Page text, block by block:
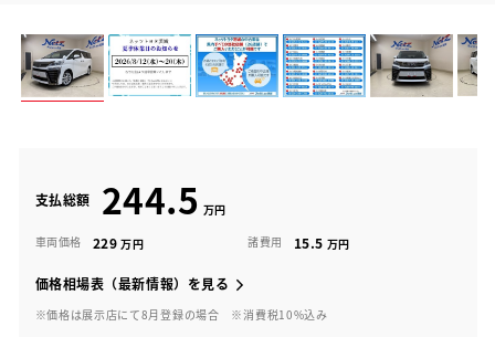
支払総額 244.5
車両価格 229 諸費用 15.5
価格相場表（最新情報）を見る
※価格は展示店にて8月登録の場合 ※消費税10%込み